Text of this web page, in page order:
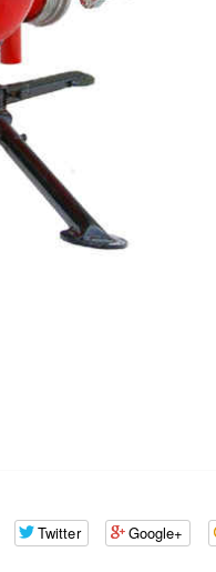
Twitter Google+